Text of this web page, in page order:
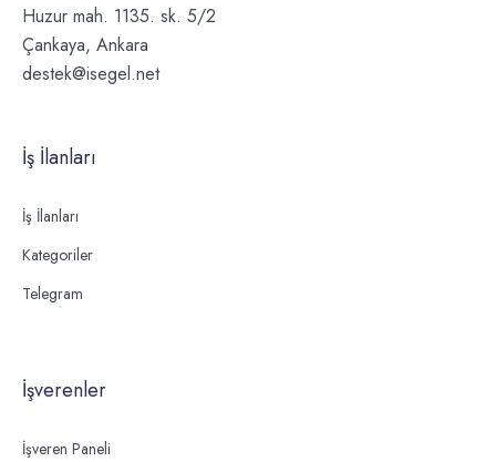
Huzur mah. 1135. sk. 5/2
Çankaya, Ankara
destek@isegel.net
İş İlanları
İş İlanları
Kategoriler
Telegram
İşverenler
İşveren Paneli